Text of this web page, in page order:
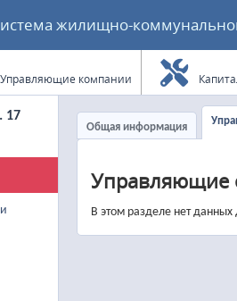
жилищно-
Управляющие компании
17
Общая информация
Управляющие
В этом разделе нет